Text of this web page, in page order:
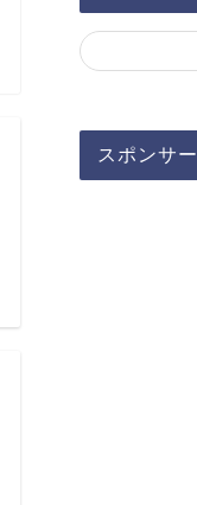
スポンサ